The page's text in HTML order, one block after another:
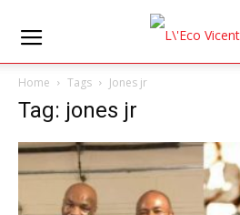
Home Tags Jones jr
Tag: jones jr